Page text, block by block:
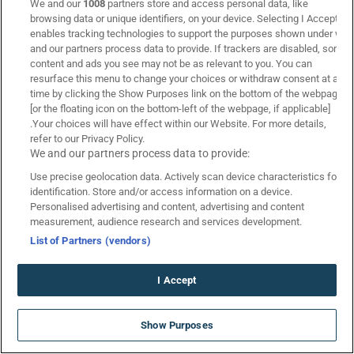
Κάνε εγγραφή για να λαμβάνεις
αναλύσεις/προγνωστικά αγώνων
στοιχήματος!
Υποβολή
Είμαι άνω των 21 ετών | Συμφωνώ με τους Όρους &
Προϋποθέσεις*
facebook social link
x social linkinstagram social link
youtube social link
twitch social link
spotify social link
tiktok social link
discord
ΝΕΑ GIGA ΠΡΟΣΦΟΡΑ* ΓΝΩΡΙΜΙΑΣ
στην Bwin!
We and our 1008 partners store and access personal data, like
browsing data or unique identifiers, on your device. Selecting I Accept
enables tracking technologies to support the purposes shown under we
and our partners process data to provide. If trackers are disabled, some
content and ads you see may not be as relevant to you. You can
resurface this menu to change your choices or withdraw consent at any
time by clicking the Show Purposes link on the bottom of the webpage
[or the floating icon on the bottom-left of the webpage, if applicable]
.Your choices will have effect within our Website. For more details,
refer to our Privacy Policy.
We and our partners process data to provide:
Use precise geolocation data. Actively scan device characteristics for
identification. Store and/or access information on a device.
Personalised advertising and content, advertising and content
measurement, audience research and services development.
List of Partners (vendors)
I Accept
Show Purposes